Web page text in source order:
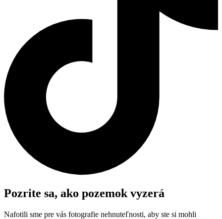
Pozrite sa, ako pozemok vyzerá
Nafotili sme pre vás fotografie nehnuteľnosti, aby ste si mohli